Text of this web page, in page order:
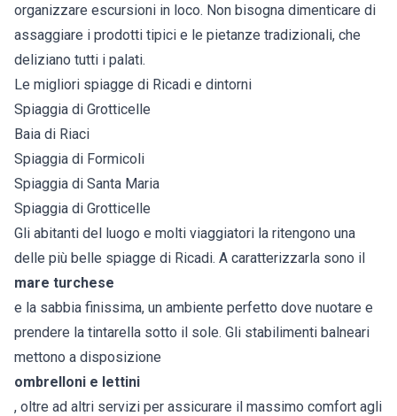
organizzare escursioni in loco. Non bisogna dimenticare di
assaggiare i prodotti tipici e le pietanze tradizionali, che
deliziano tutti i palati.
Le migliori spiagge di Ricadi e dintorni
Spiaggia di Grotticelle
Baia di Riaci
Spiaggia di Formicoli
Spiaggia di Santa Maria
Spiaggia di Grotticelle
Gli abitanti del luogo e molti viaggiatori la ritengono una
delle più belle spiagge di Ricadi. A caratterizzarla sono il
mare turchese
e la sabbia finissima, un ambiente perfetto dove nuotare e
prendere la tintarella sotto il sole. Gli stabilimenti balneari
mettono a disposizione
ombrelloni e lettini
, oltre ad altri servizi per assicurare il massimo comfort agli